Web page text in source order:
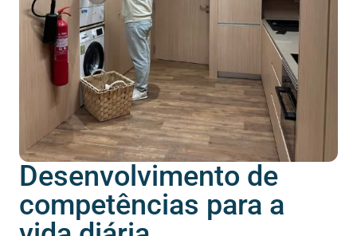
Desenvolvimento de
competências para a